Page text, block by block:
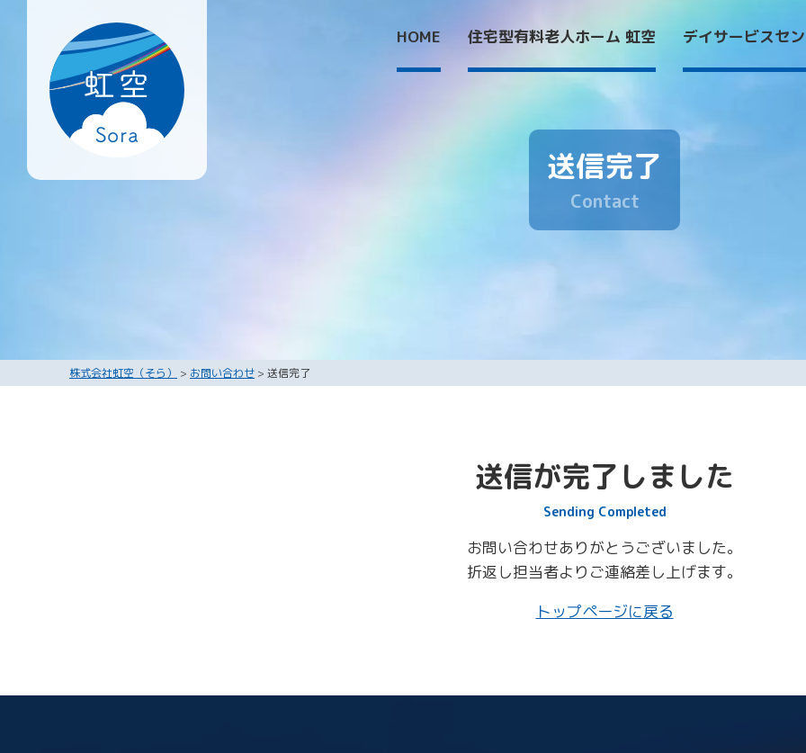
HOME 住宅型有料老人ホーム 虹空 デイサービスセ
プライバシー
送信完了
Contact
株式会社虹空（そら） > お問い合わせ > 送信完了
送信が完了しました
Sending Completed
お問い合わせありがとうございました。
折返し担当者よりご連絡差し上げます。
トップページに戻る